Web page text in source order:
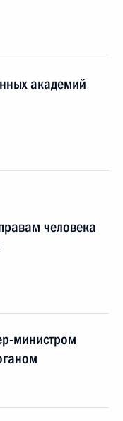
академий
человека
министром